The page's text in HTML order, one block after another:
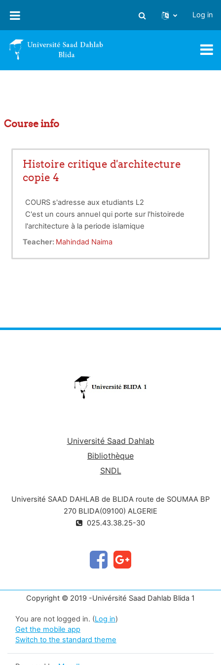
Toggle search input
Log in
Course info
Histoire critique d'architecture
copie 4
COURS s'adresse aux etudiants L2
C'est un cours annuel qui porte sur l'histoirede
l'architecture à la periode islamique
le mode d'evaluation est sous forme d'examen et
ensieignant: Abderrahim Mahinda
Teacher: Mahindad Naima
Université Saad Dahlab
Bibliothèque
SNDL
Université SAAD DAHLAB de BLIDA route de SOUMAA BP
270 BLIDA(09100) ALGERIE
025.43.38.25-30
Copyright © 2019 -Univérsité Saad Dahlab Blida 1
You are not logged in. (Log in)
Get the mobile app
Switch to the standard theme